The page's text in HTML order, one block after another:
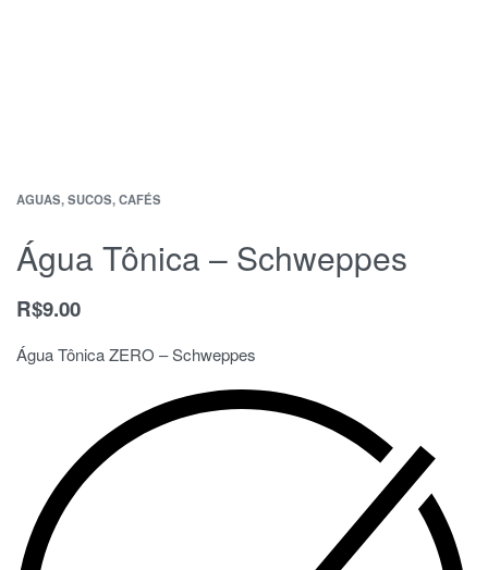
AGUAS, SUCOS, CAFÉS
Água Tônica – Schweppes
R$9.00
Água Tônica ZERO – Schweppes